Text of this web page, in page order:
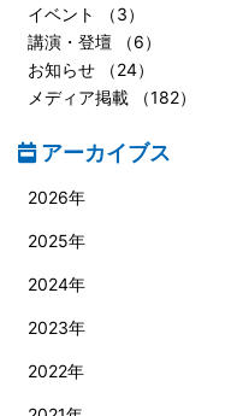
イベント （3）
講演・登壇 （6）
お知らせ （24）
メディア掲載 （182）
アーカイブス
2026年
2025年
2024年
2023年
2022年